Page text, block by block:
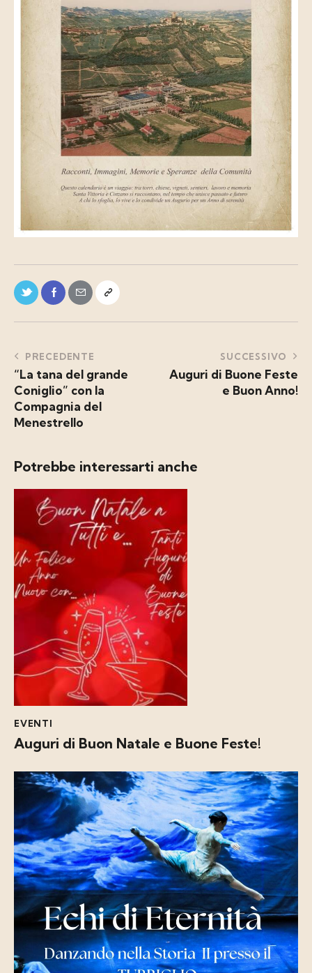
PRECEDENTE
“La tana del grande
Coniglio” con la
Compagnia del
Menestrello
SUCCESSIVO
Auguri di Buone Feste
e Buon Anno!
Potrebbe interessarti anche
EVENTI
Auguri di Buon Natale e Buone Feste!